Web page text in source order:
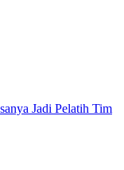
Jadi Pelatih Tim